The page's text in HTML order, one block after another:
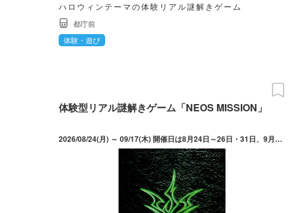
ハロウィンテーマの体験リアル謎解きゲーム
都庁前
体験・遊び
体験型リアル謎解きゲーム「NEOS MISSION」
2026/08/24(月) ～ 09/17(木) 開催日は8月24日～26日・31日、9月1日～3日・14日～17日。開催時間は19:00、21:00。